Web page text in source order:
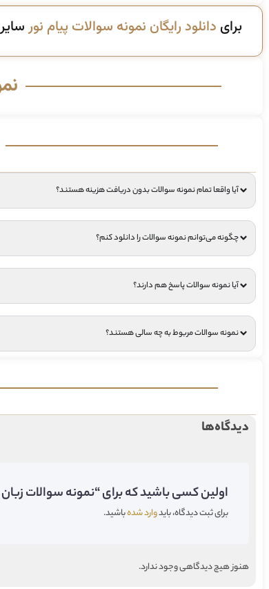
برای دانلود رایگان نمونه سوالات پیام نور
آیا واقعا تمام نمونه سوالات بدون دریافت هزینه هستند؟
چگونه می‌توانم نمونه سوالات را دانلود کنم؟
آیا نمونه سوالات پاسخ هم دارند؟
نمونه سوالات مربوط به چه سالی هستند؟
دیدگاه‌ها
اولین کسی باشید که برای “نمونه سوالات زبان تخصصی 3 رشته مدیریت دولتی پیام نور”
برای ثبت دیدگاه، بایدوارد شدهباشید.
هنوز هیچ دیدگاهی وجود ندارد.